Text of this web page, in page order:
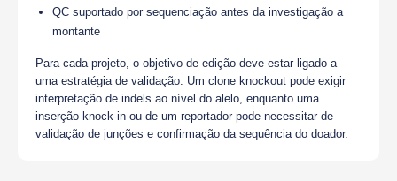
QC suportado por sequenciação antes da investigação a
montante
Para cada projeto, o objetivo de edição deve estar ligado a
uma estratégia de validação. Um clone knockout pode exigir
interpretação de indels ao nível do alelo, enquanto uma
inserção knock-in ou de um reportador pode necessitar de
validação de junções e confirmação da sequência do doador.